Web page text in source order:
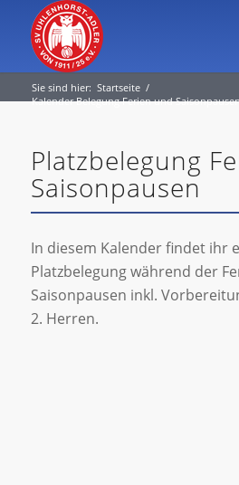
Sie sind hier: Startseite /
Kalender Belegung Ferien und
Platzbelegung
Saisonpausen
In diesem Kalender findet ihr
Platzbelegung während der
Saisonpausen inkl.
2. Herren.